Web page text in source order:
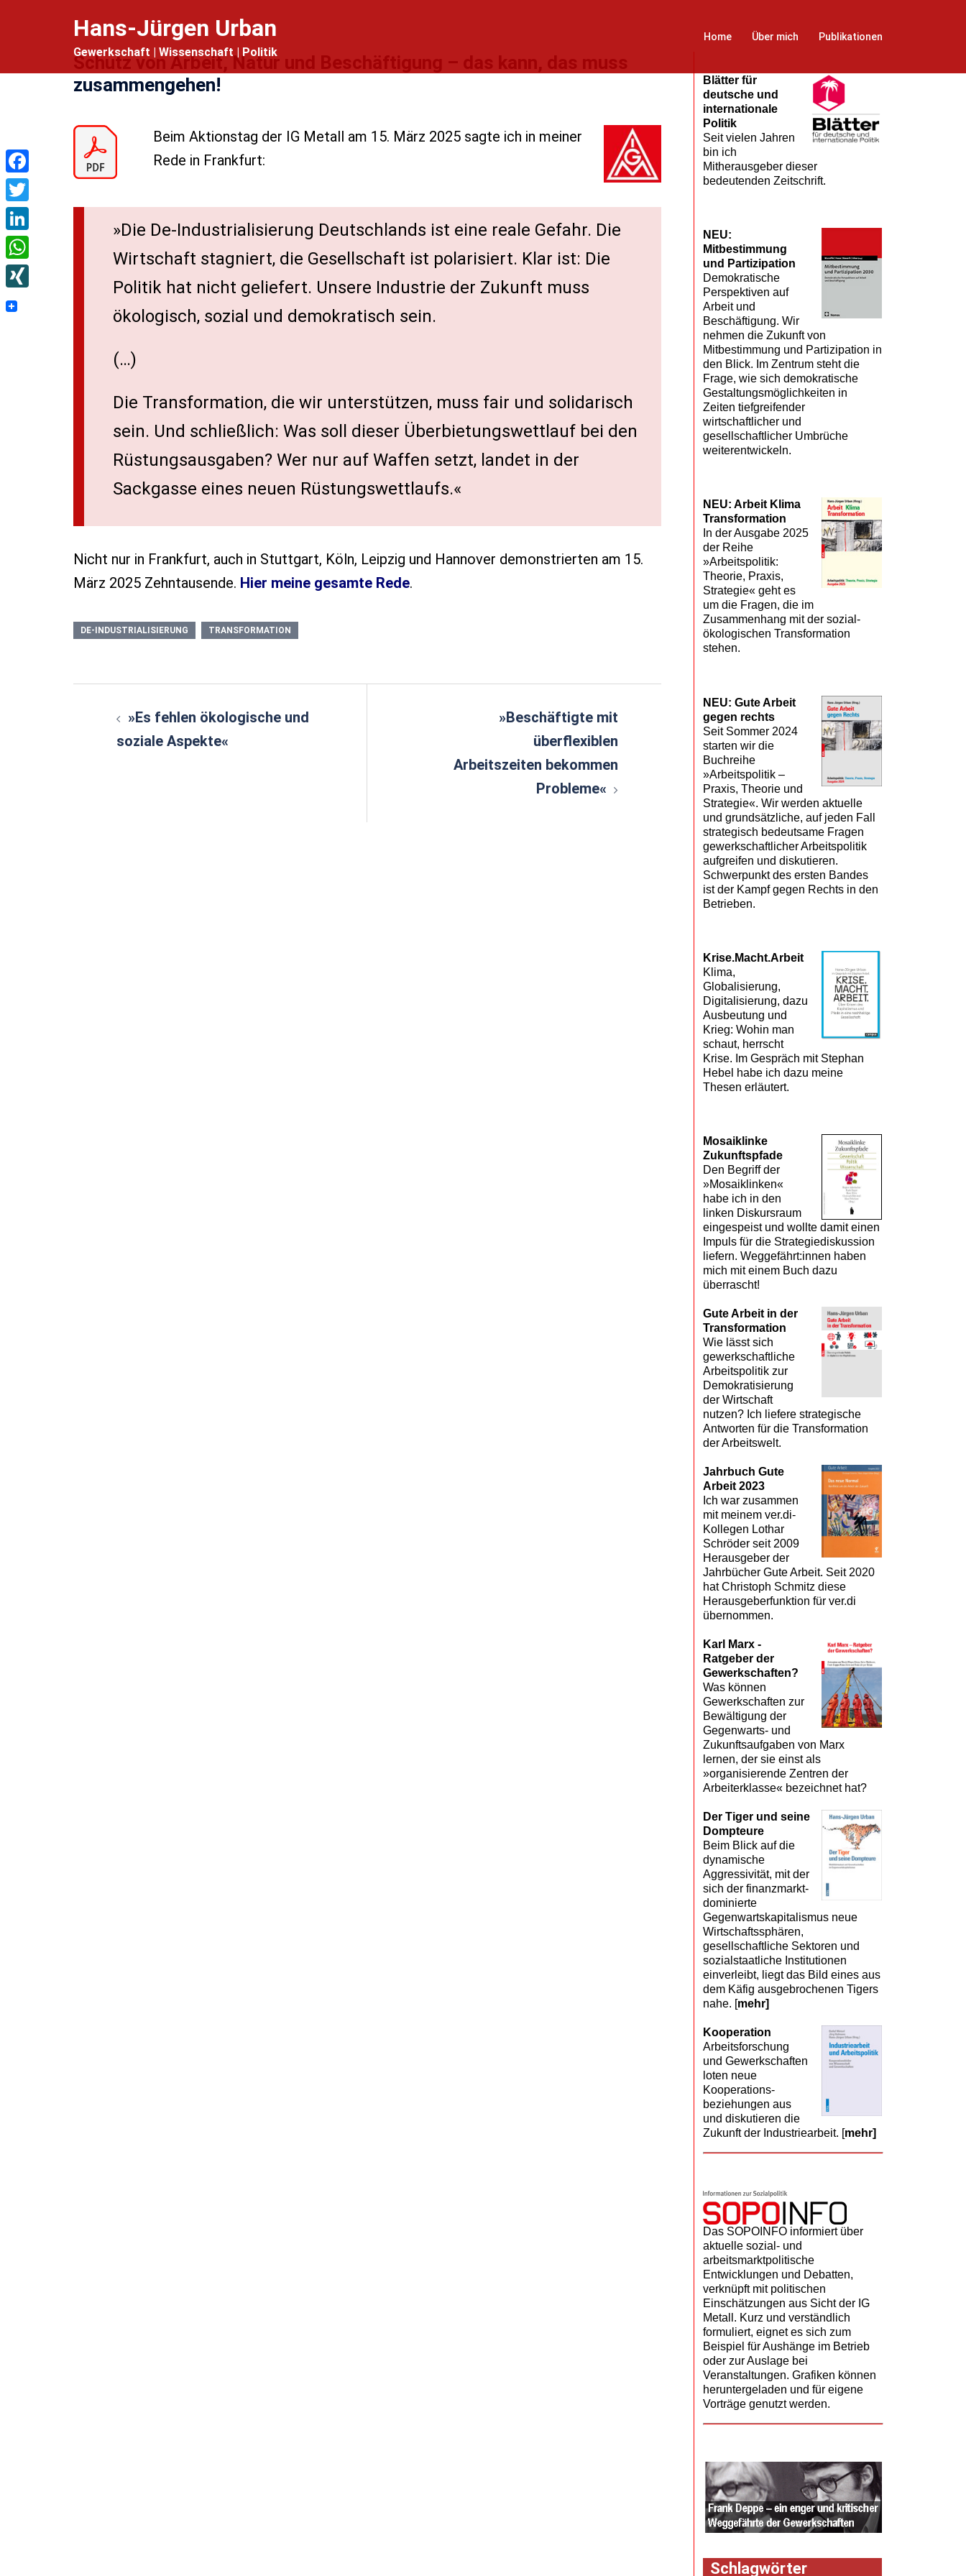
Hans-Jürgen Urban
Gewerkschaft | Wissenschaft | Politik
Home Über mich Publikationen
Schutz von Arbeit, Natur und Beschäftigung – das kann, das muss
zusammengehen!
Beim Aktionstag der IG Metall am 15. März 2025 sagte ich in meiner
Rede in Frankfurt:
»Die De-Industrialisierung Deutschlands ist eine reale Gefahr. Die
Wirtschaft stagniert, die Gesellschaft ist polarisiert. Klar ist: Die
Politik hat nicht geliefert. Unsere Industrie der Zukunft muss
ökologisch, sozial und demokratisch sein.
(…)
Die Transformation, die wir unterstützen, muss fair und solidarisch
sein. Und schließlich: Was soll dieser Überbietungswettlauf bei den
Rüstungsausgaben? Wer nur auf Waffen setzt, landet in der
Sackgasse eines neuen Rüstungswettlaufs.«
Nicht nur in Frankfurt, auch in Stuttgart, Köln, Leipzig und Hannover demonstrierten am 15.
März 2025 Zehntausende. Hier meine gesamte Rede.
DE-INDUSTRIALISIERUNG TRANSFORMATION
Beitragsnavigation
»Es fehlen ökologische und
soziale Aspekte«
»Beschäftigte mit
überflexiblen
Arbeitszeiten bekommen
Probleme«
Blätter für
deutsche und
internationale
Politik
Seit vielen Jahren
bin ich
Mitherausgeber dieser
bedeutenden Zeitschrift.
NEU:
Mitbestimmung
und Partizipation
Demokratische
Perspektiven auf
Arbeit und
Beschäftigung. Wir
nehmen die Zukunft von
Mitbestimmung und Partizipation in
den Blick. Im Zentrum steht die
Frage, wie sich demokratische
Gestaltungsmöglichkeiten in
Zeiten tiefgreifender
wirtschaftlicher und
gesellschaftlicher Umbrüche
weiterentwickeln.
NEU: Arbeit Klima
Transformation
In der Ausgabe 2025
der Reihe
»Arbeitspolitik:
Theorie, Praxis,
Strategie« geht es
um die Fragen, die im
Zusammenhang mit der sozial-
ökologischen Transformation
stehen.
NEU: Gute Arbeit
gegen rechts
Seit Sommer 2024
starten wir die
Buchreihe
»Arbeitspolitik –
Praxis, Theorie und
Strategie«. Wir werden aktuelle
und grundsätzliche, auf jeden Fall
strategisch bedeutsame Fragen
gewerkschaftlicher Arbeitspolitik
aufgreifen und diskutieren.
Schwerpunkt des ersten Bandes
ist der Kampf gegen Rechts in den
Betrieben.
Krise.Macht.Arbeit
Klima,
Globalisierung,
Digitalisierung, dazu
Ausbeutung und
Krieg: Wohin man
schaut, herrscht
Krise. Im Gespräch mit Stephan
Hebel habe ich dazu meine
Thesen erläutert.
Mosaik­linke
Zukunfts­pfade
Den Begriff der
»Mosaiklinken«
habe ich in den
linken Diskursraum
eingespeist und wollte damit einen
Impuls für die Strategiediskussion
liefern. Weggefährt:innen haben
mich mit einem Buch dazu
überrascht!
Gute Arbeit in der
Transformation
Wie lässt sich
gewerkschaftliche
Arbeitspolitik zur
Demokratisierung
der Wirtschaft
nutzen? Ich liefere strategische
Antworten für die Transformation
der Arbeitswelt.
Jahrbuch Gute
Arbeit 2023
Ich war zusammen
mit meinem ver.di-
Kollegen Lothar
Schröder seit 2009
Herausgeber der
Jahrbücher Gute Arbeit. Seit 2020
hat Christoph Schmitz diese
Herausgeberfunktion für ver.di
übernommen.
Karl Marx -
Ratgeber der
Gewerkschaften?
Was können
Gewerkschaften zur
Bewältigung der
Gegenwarts- und
Zukunftsaufgaben von Marx
lernen, der sie einst als
»organisierende Zentren der
Arbeiterklasse« bezeichnet hat?
Der Tiger und seine
Dompteure
Beim Blick auf die
dynamische
Aggressivität, mit der
sich der finanzmarkt­
dominierte
Gegenwartskapitalismus neue
Wirtschaftssphären,
gesellschaftliche Sektoren und
sozialstaatliche Institutionen
einverleibt, liegt das Bild eines aus
dem Käfig ausgebrochenen Tigers
nahe. [mehr]
Kooperation
Arbeits­forschung
und Gewerk­schaften
loten neue
Kooperations­
beziehungen aus
und diskutieren die
Zukunft der Industriearbeit. [mehr]
Das SOPOINFO informiert über
aktuelle sozial- und
arbeitsmarktpolitische
Entwicklungen und Debatten,
verknüpft mit politischen
Einschätzungen aus Sicht der IG
Metall. Kurz und verständlich
formuliert, eignet es sich zum
Beispiel für Aushänge im Betrieb
oder zur Auslage bei
Veranstaltungen. Grafiken können
heruntergeladen und für eigene
Vorträge genutzt werden.
Schlagwörter
Facebook
Twitter
LinkedIn
WhatsApp
XING